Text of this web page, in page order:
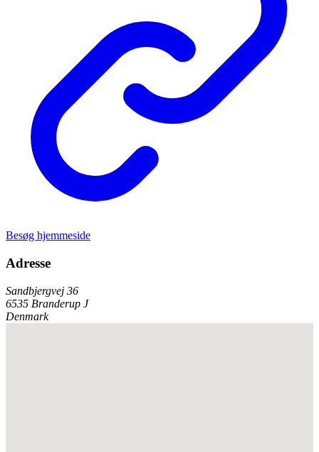
Besøg hjemmeside
Adresse
Sandbjergvej 36
6535 Branderup J
Denmark